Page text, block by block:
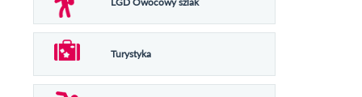
Turystyka